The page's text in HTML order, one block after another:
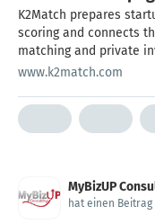
K2Match prepares
scoring and connects
matching and private
www.k2match.com
MyBizUP
hat einen